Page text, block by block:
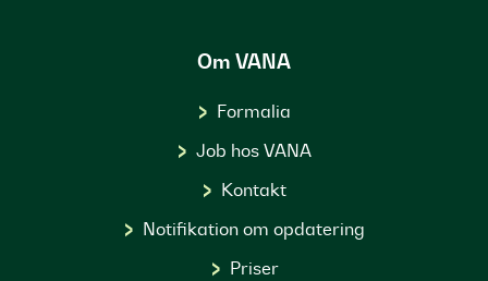
Om VANA
Formalia
Job hos VANA
Kontakt
Notifikation om opdatering
Priser